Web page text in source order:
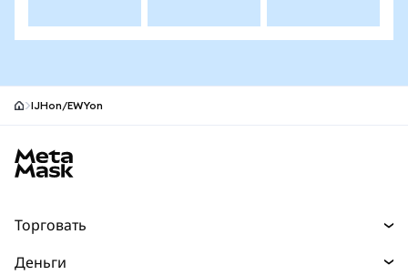
IJHon/EWYon
Торговать
Деньги